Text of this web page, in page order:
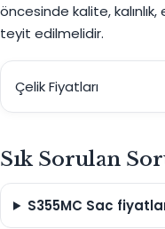
öncesinde kalite,
teyit edilmelidir.
Çelik Fiyatları
Sık Sorulan
S355MC Sac